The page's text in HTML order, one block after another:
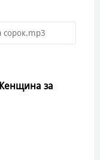
за